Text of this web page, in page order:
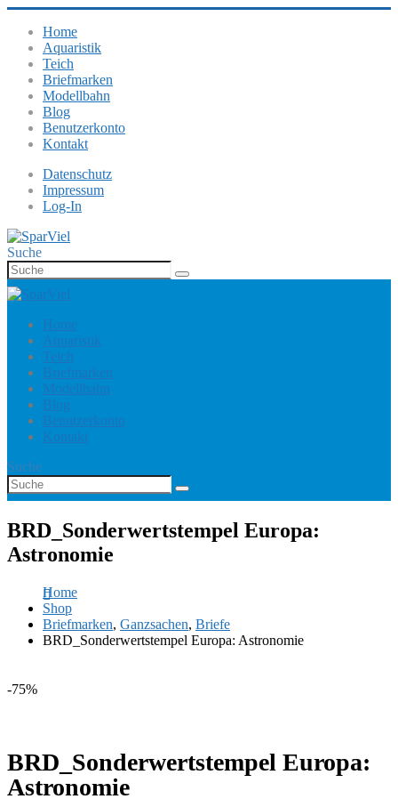
Home
Aquaristik
Teich
Briefmarken
Modellbahn
Blog
Benutzerkonto
Kontakt
Datenschutz
Impressum
Log-In
Suche
Home
Aquaristik
Teich
Briefmarken
Modellbahn
Blog
Benutzerkonto
Kontakt
Suche
BRD_Sonderwertstempel Europa:
Astronomie
Home
Shop
Briefmarken, Ganzsachen, Briefe
BRD_Sonderwertstempel Europa: Astronomie
-75%
BRD_Sonderwertstempel Europa:
Astronomie